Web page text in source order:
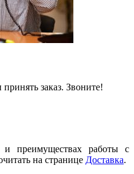
заказ. Звоните!
и преимуществах работы с
на странице Доставка.